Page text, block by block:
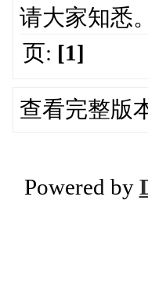
请大家知悉。
页: [1]
查看完整版
Powered by